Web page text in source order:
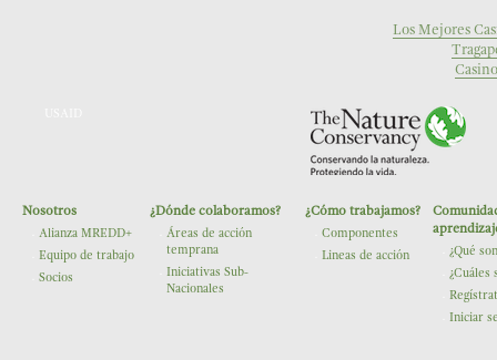
Los Mejores
The Nature Conservancy
Nosotros
Alianza MREDD+
Equipo de trabajo
Socios
¿Dónde colaboramos?
Áreas de acción
temprana
Iniciativas Sub-
Nacionales
¿Cómo trabajamos?
Componentes
Lineas de acción
¿Qué
¿Cuáles
Iniciar